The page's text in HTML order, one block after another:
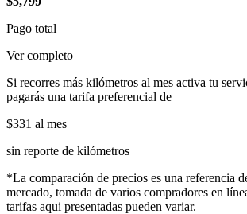
Pago total
Ver completo
Si recorres más kilómetros al mes activa tu
pagarás una tarifa preferencial de
$331 al mes
sin reporte de kilómetros
*La comparación de precios es una referencia
mercado, tomada de varios compradores en
tarifas aqui presentadas pueden variar.